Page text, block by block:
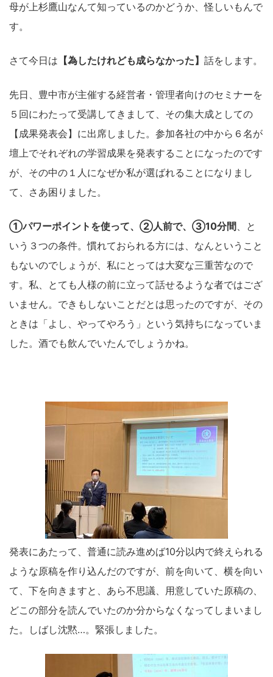
母が上杉鷹山なんて知っているのかどうか、怪しいもんで
す。
さて今日は 【為したけれども成らなかった】 話をします。
先日、豊中市が主催する経営者・管理者向けのセミナーを
５回にわたって受講してきまして、その集大成としての
【成果発表会】に出席しました。参加各社の中から６名が
壇上でそれぞれの学習成果を発表することになったのです
が、その中の１人になぜか私が選ばれることになりまし
て、さあ困りました。
①パワーポイントを使って、②人前で、③10分間 、と
いう３つの条件。慣れておられる方には、なんということ
もないのでしょうが、私にとっては大変な三重苦なので
す。私、とても人様の前に立って話せるような者ではござ
いません。できもしないことだとは思ったのですが、その
ときは「よし、やってやろう」という気持ちになっていま
した。酒でも飲んでいたんでしょうかね。
発表にあたって、普通に読み進めば10分以内で終えられる
ような原稿を作り込んだのですが、前を向いて、横を向い
て、下を向きますと、あら不思議、用意していた原稿の、
どこの部分を読んでいたのか分からなくなってしまいまし
た。しばし沈黙…。緊張しました。